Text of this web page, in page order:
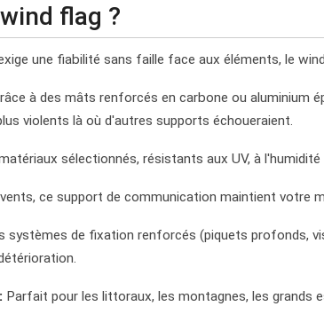
flag ?
une fiabilité sans faille face aux éléments, le
à des mâts renforcés en carbone ou aluminium
violents là où d'autres supports échoueraient.
sélectionnés, résistants aux UV, à
ce support de communication maintient votre
systèmes de fixation renforcés (piquets profonds,
Parfait pour les littoraux, les montagnes, les grands